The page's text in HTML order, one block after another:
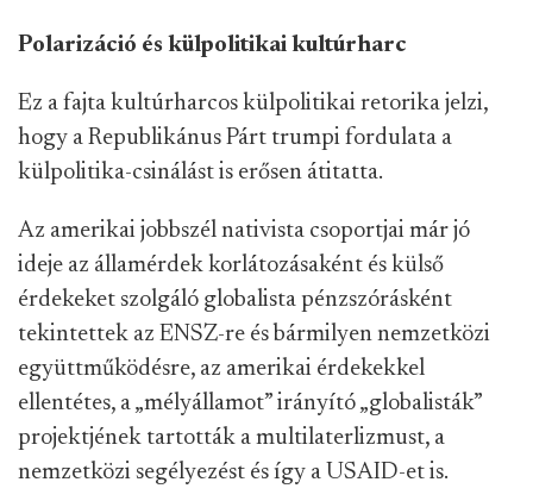
Polarizáció és külpolitikai kultúrharc
Ez a fajta kultúrharcos külpolitikai retorika jelzi,
hogy a Republikánus Párt trumpi fordulata a
külpolitika-csinálást is erősen átitatta.
Az amerikai jobbszél nativista csoportjai már jó
ideje az államérdek korlátozásaként és külső
érdekeket szolgáló globalista pénzszórásként
tekintettek az ENSZ-re és bármilyen nemzetközi
együttműködésre, az amerikai érdekekkel
ellentétes, a „mélyállamot” irányító „globalisták”
projektjének tartották a multilaterlizmust, a
nemzetközi segélyezést és így a USAID-et is.